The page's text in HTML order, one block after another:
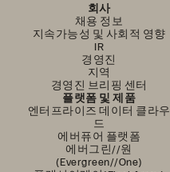
회사
채용 정보
지속가능성 및 사회적 영향
IR
경영진
지역
경영진 브리핑 센터
플랫폼 및 제품
엔터프라이즈 데이터 클라우
드
에버퓨어 플랫폼
에버그린//원
(Evergreen//One)